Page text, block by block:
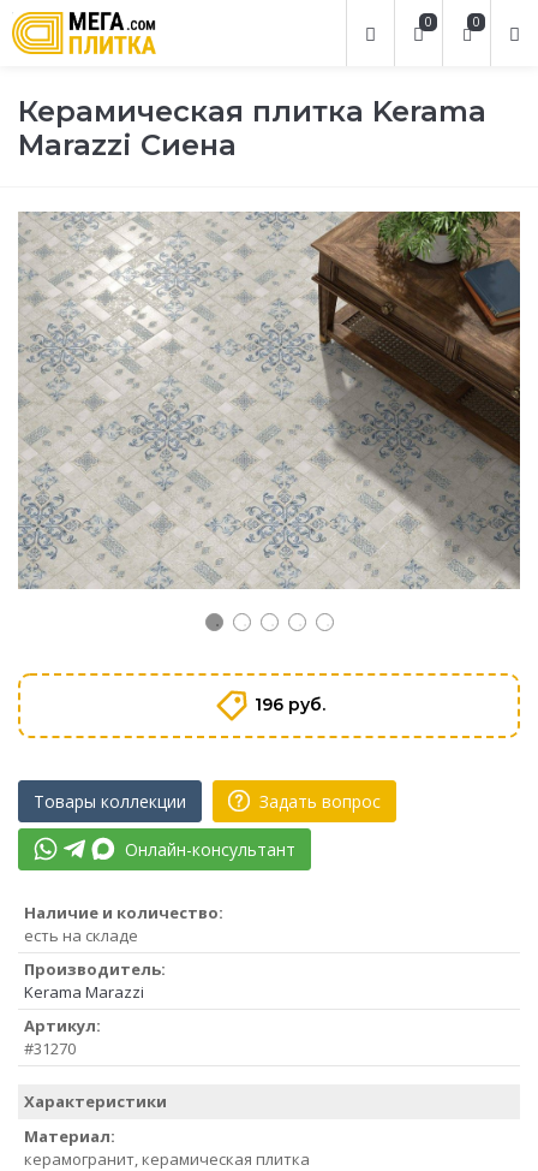
0
0
Керамическая плитка Kerama
Marazzi Сиена
196 руб.
Товары коллекции Задать вопрос
Онлайн-консультант
Наличие и количество:
есть на складе
Производитель:
Kerama Marazzi
Артикул:
#31270
Характеристики
Материал:
керамогранит, керамическая плитка